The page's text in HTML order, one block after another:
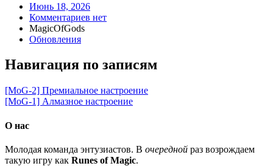
Июнь 18, 2026
Комментариев нет
MagicOfGods
Обновления
Навигация по записям
[MoG-2] Премиальное настроение
[MoG-1] Алмазное настроение
О нас
Молодая команда энтузиастов. В очередной раз возрождаем
такую игру как Runes of Magic.